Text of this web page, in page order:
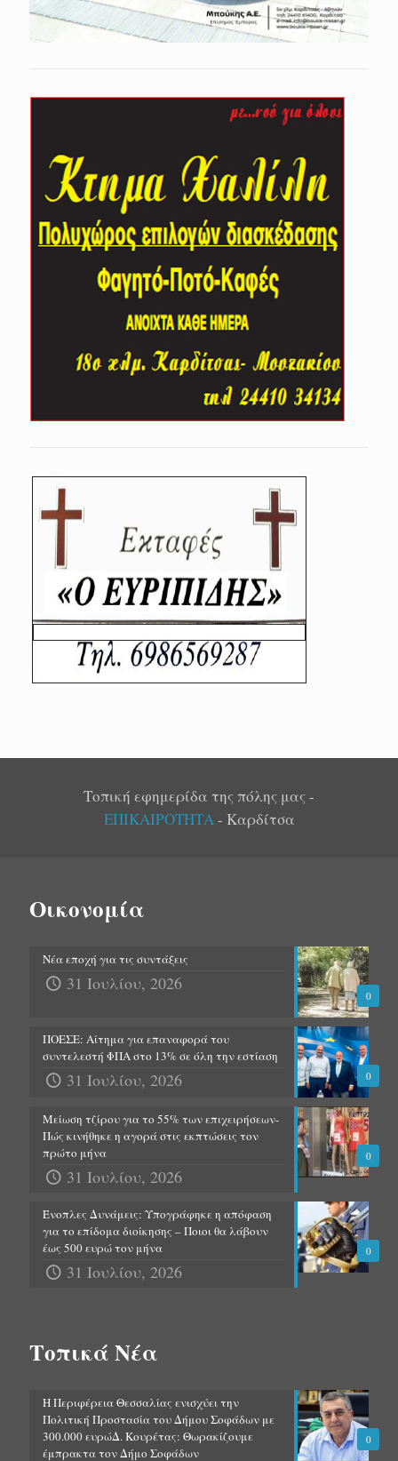
Τοπική εφημερίδα της πόλης μας -
ΕΠΙΚΑΙΡΟΤΗΤΑ- Καρδίτσα
Οικονομία
0
Νέα εποχή για τις συντάξεις
31 Ιουλίου, 2026
0
ΠΟΕΣΕ: Αίτημα για επαναφορά του
συντελεστή ΦΠΑ στο 13% σε όλη την εστίαση
31 Ιουλίου, 2026
0
Μείωση τζίρου για το 55% των επιχειρήσεων-
Πώς κινήθηκε η αγορά στις εκπτώσεις τον
πρώτο μήνα
31 Ιουλίου, 2026
0
Ένοπλες Δυνάμεις: Υπογράφηκε η απόφαση
για το επίδομα διοίκησης – Ποιοι θα λάβουν
έως 500 ευρώ τον μήνα
31 Ιουλίου, 2026
Τοπικά Νέα
0
Η Περιφέρεια Θεσσαλίας ενισχύει την
Πολιτική Προστασία του Δήμου Σοφάδων με
300.000 ευρώΔ. Κουρέτας: Θωρακίζουμε
έμπρακτα τον Δήμο Σοφάδων